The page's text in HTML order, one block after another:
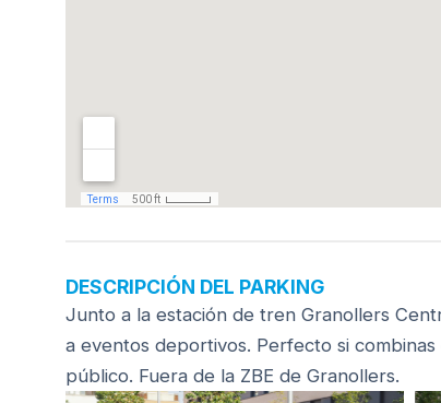
DESCRIPCIÓN DEL PARKING
Junto a la estación de tren Granollers
a eventos deportivos. Perfecto si
público. Fuera de la ZBE de Granollers.